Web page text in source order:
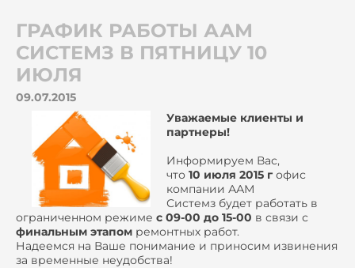
ГРАФИК РАБОТЫ ААМ
СИСТЕМЗ В ПЯТНИЦУ 10
ИЮЛЯ
09.07.2015
Уважаемые клиенты и
партнеры!
Информируем Вас,
что 10 июля 2015 г офис
компании ААМ
Системз будет работать в
ограниченном режиме c 09-00 до 15-00 в связи с
финальным этапом ремонтных работ.
Надеемся на Ваше понимание и приносим извинения
за временные неудобства!